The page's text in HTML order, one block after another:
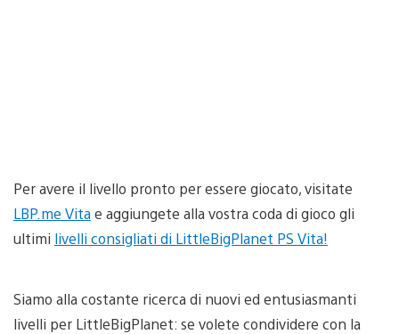
Per avere il livello pronto per essere giocato, visitate
LBP.me Vitae aggiungete alla vostra coda di gioco gli
ultimi livelli consigliati di LittleBigPlanet PS Vita!
Siamo alla costante ricerca di nuovi ed entusiasmanti
livelli per LittleBigPlanet: se volete condividere con la